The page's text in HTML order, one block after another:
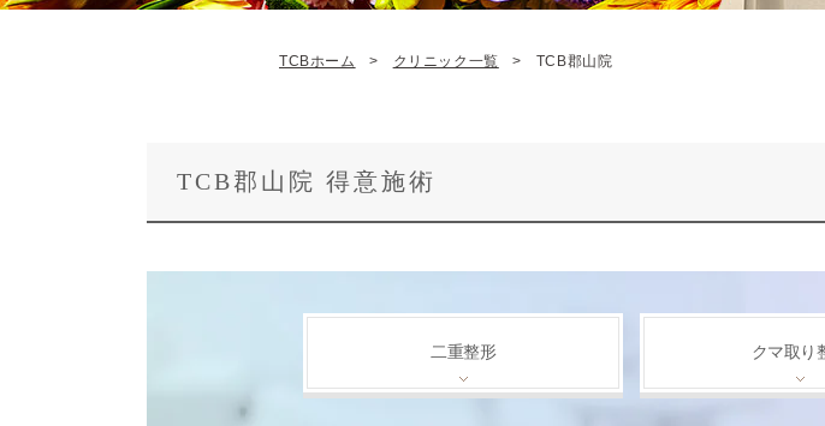
TCBホーム クリニック一覧 TCB郡山院
TCB郡山院 得意施術
二重整形 クマ取り